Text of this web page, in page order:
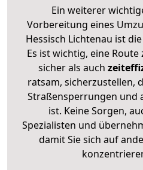
Ein weiterer
Vorbereitung eines
Hessisch Lichtenau ist die
Es ist wichtig, eine
sicher als auch
ratsam, sicherzustellen,
Straßensperrungen und
ist. Keine Sorgen,
Spezialisten und
damit Sie sich auf